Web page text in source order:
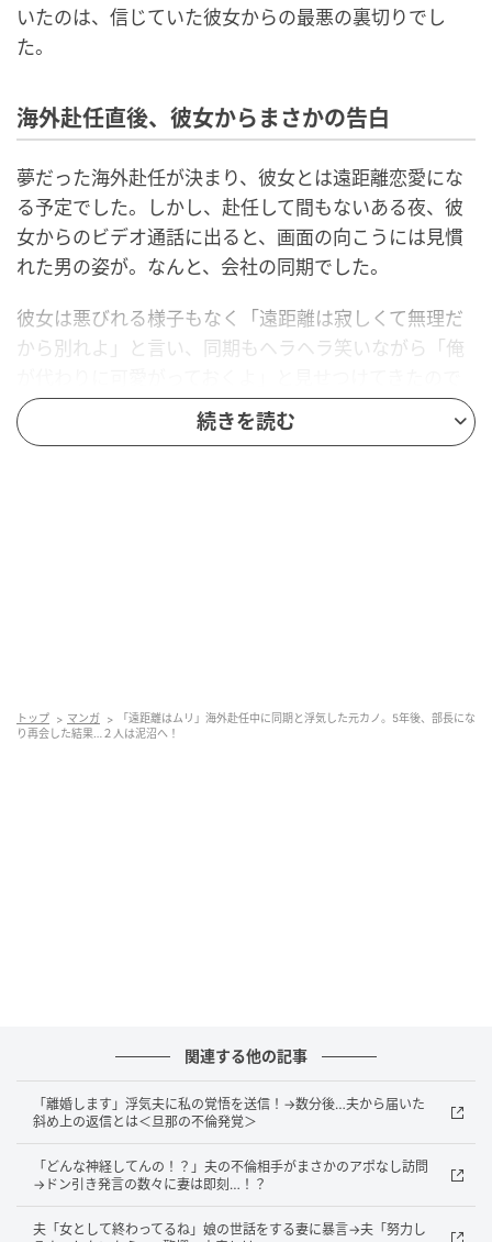
いたのは、信じていた彼女からの最悪の裏切りでし
た。
海外赴任直後、彼女からまさかの告白
夢だった海外赴任が決まり、彼女とは遠距離恋愛にな
る予定でした。しかし、赴任して間もないある夜、彼
女からのビデオ通話に出ると、画面の向こうには見慣
れた男の姿が。なんと、会社の同期でした。
彼女は悪びれる様子もなく「遠距離は寂しくて無理だ
から別れよ」と言い、同期もヘラヘラ笑いながら「俺
す。異国の地でひとり、一方的に別れを告げられた私
は、深い絶望を味わいました。
き抜かれることに。転職先での激務のなか、公私とも
に私を支えてくれたのは、同僚であり、現在の婚約者
てきたんでしょ？ 俺はもう主任だぜ」と、ニヤニヤし
ながら見下すように言ってきました。
しかしその直後、業界関係者が次々と私のもとへ挨拶
に来る様子を見て、2人は「え……誰！？」と困惑。そ
こで私が名刺を渡すと、彼らは一気に青ざめました。
続きを読む
トップ マンガ
「遠距離はムリ」海外赴任中に同期と浮気した元カノ。5年後、部長にな
り再会した結果…２人は泥沼へ！
関連する他の記事
「離婚します」浮気夫に私の覚悟を送信！→数分後…夫から届いた
斜め上の返信とは＜旦那の不倫発覚＞
「どんな神経してんの！？」夫の不倫相手がまさかのアポなし訪問
→ドン引き発言の数々に妻は即刻…！？
夫「女として終わってるね」娘の世話をする妻に暴言→夫「努力し